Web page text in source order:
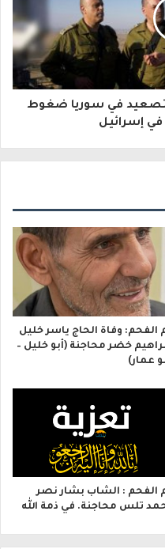
في سوريا ضغوط
في إسرائيل
الفحم: وفاة الحاج ياسر خليل
خضر محاجنة (أبو خليل –
عمار)
الفحم : الشاب بشار نصر
تلس محاجنة. في ذمة الله